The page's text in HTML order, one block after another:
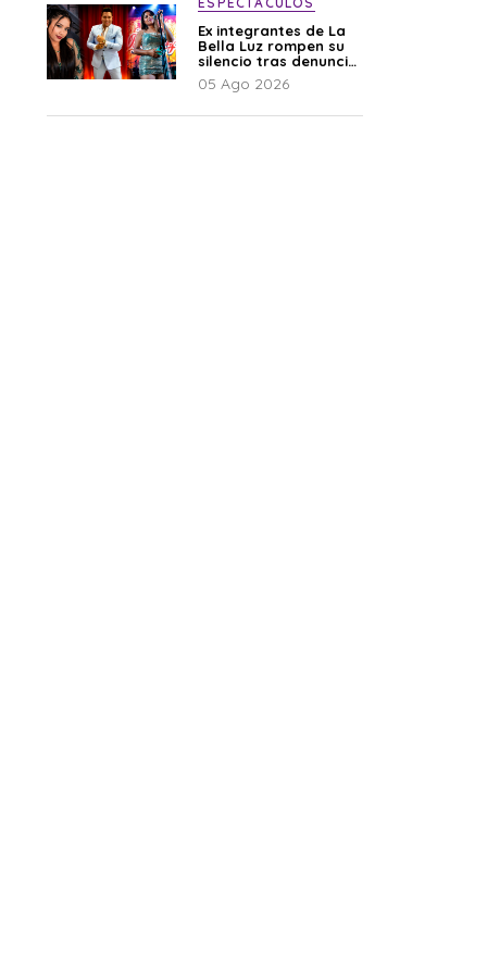
Ex integrantes de La
Bella Luz rompen su
silencio tras denuncia
de Naldy: “Todo el
mundo lo sabía”
05 Ago 2026